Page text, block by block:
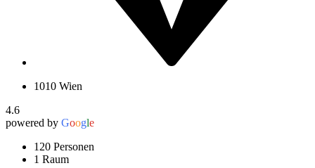
1010 Wien
4.6
powered by Google
120 Personen
1 Raum